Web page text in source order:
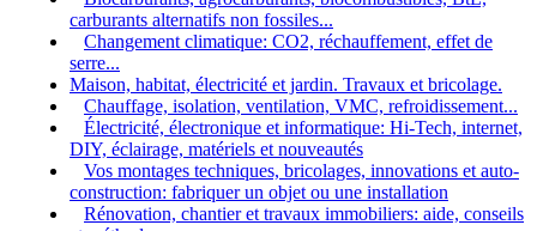
carburants alternatifs non fossiles...
Changement climatique: CO2, réchauffement, effet de
serre...
Maison, habitat, électricité et jardin. Travaux et bricolage.
Chauffage, isolation, ventilation, VMC, refroidissement...
Électricité, électronique et informatique: Hi-Tech, internet,
DIY, éclairage, matériels et nouveautés
Vos montages techniques, bricolages, innovations et auto-
construction: fabriquer un objet ou une installation
Rénovation, chantier et travaux immobiliers: aide, conseils